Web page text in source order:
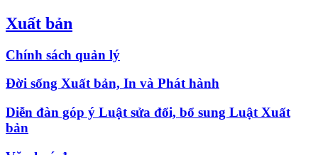
Xuất bản
Chính sách quản lý
Đời sống Xuất bản, In và Phát hành
Diễn đàn góp ý Luật sửa đổi, bổ sung Luật Xuất
bản